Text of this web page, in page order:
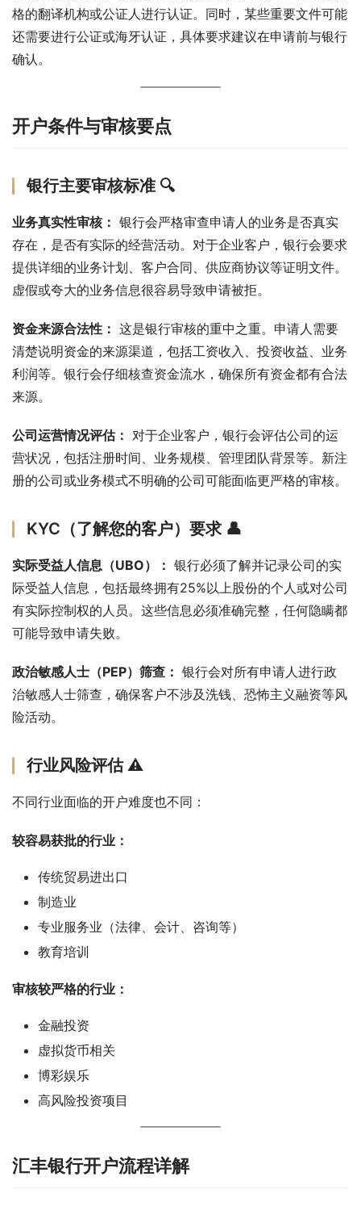
格的翻译机构或公证人进行认证。同时，某些重要文件可能
还需要进行公证或海牙认证，具体要求建议在申请前与银行
确认。
开户条件与审核要点
银行主要审核标准 🔍
业务真实性审核： 银行会严格审查申请人的业务是否真实
存在，是否有实际的经营活动。对于企业客户，银行会要求
提供详细的业务计划、客户合同、供应商协议等证明文件。
虚假或夸大的业务信息很容易导致申请被拒。
资金来源合法性： 这是银行审核的重中之重。申请人需要
清楚说明资金的来源渠道，包括工资收入、投资收益、业务
利润等。银行会仔细核查资金流水，确保所有资金都有合法
来源。
公司运营情况评估： 对于企业客户，银行会评估公司的运
营状况，包括注册时间、业务规模、管理团队背景等。新注
册的公司或业务模式不明确的公司可能面临更严格的审核。
KYC（了解您的客户）要求 👤
实际受益人信息（UBO）： 银行必须了解并记录公司的实
际受益人信息，包括最终拥有25%以上股份的个人或对公司
有实际控制权的人员。这些信息必须准确完整，任何隐瞒都
可能导致申请失败。
政治敏感人士（PEP）筛查： 银行会对所有申请人进行政
治敏感人士筛查，确保客户不涉及洗钱、恐怖主义融资等风
险活动。
行业风险评估 ⚠️
不同行业面临的开户难度也不同：
较容易获批的行业：
传统贸易进出口
制造业
专业服务业（法律、会计、咨询等）
教育培训
审核较严格的行业：
金融投资
虚拟货币相关
博彩娱乐
高风险投资项目
汇丰银行开户流程详解